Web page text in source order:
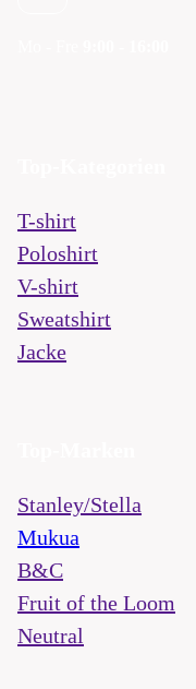
T-shirt
Poloshirt
V-shirt
Sweatshirt
Jacke
Stanley/Stella
Mukua
B&C
Fruit of the Loom
Neutral